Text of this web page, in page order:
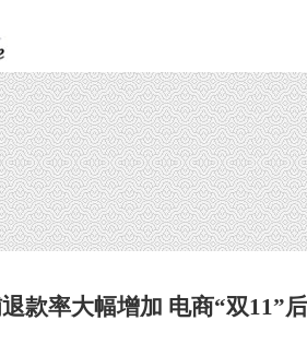
款率大幅增加 电商“双11”